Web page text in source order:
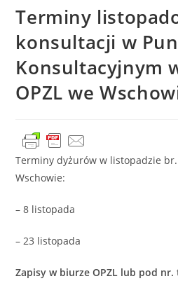
Terminy
konsultacji w
Konsultacyjnym
OPZL we
Terminy dyżurów w listopadzie
Wschowie:
– 8 listopada
– 23 listopada
Zapisy w biurze OPZL lub pod nr.